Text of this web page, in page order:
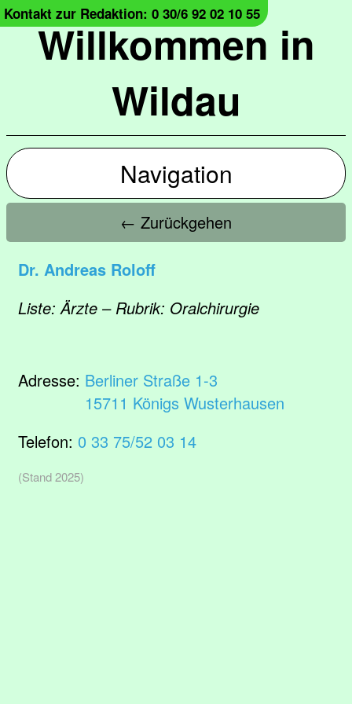
Willkommen in
Wildau
Kontakt zur Redaktion: 0 30/6 92 02 10 55
Navigation
← Zurückgehen
Dr. Andreas Roloff
Liste: Ärzte – Rubrik: Oralchirurgie
Adresse: Berliner Straße 1-3
15711 Königs Wusterhausen
Telefon: 0 33 75/52 03 14
(Stand 2025)